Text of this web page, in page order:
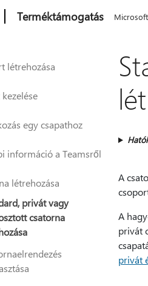
Terméktámogatás
létrehozása
egy csapathoz
információ a Teamsről
létrehozása
privát vagy
csatorna
A
A
privát
privát